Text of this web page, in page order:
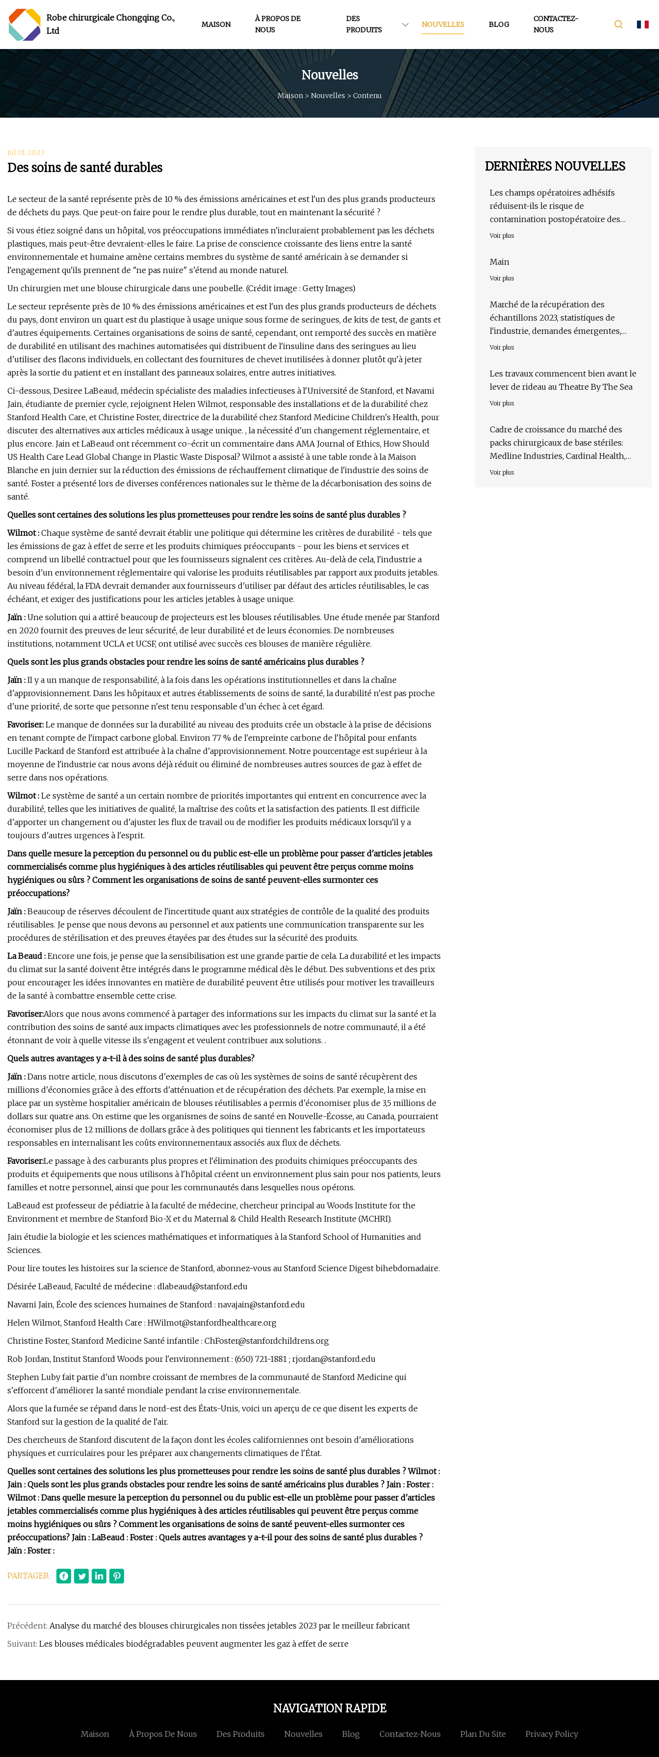
Robe chirurgicale Chongqing Co.,
Ltd
MAISON
À PROPOS DE
NOUS
DES
PRODUITS
NOUVELLES BLOG
CONTACTEZ-
NOUS
Nouvelles
Maison > Nouvelles > Contenu
Jul 01, 2023
Des soins de santé durables
Le secteur de la santé représente près de 10 % des émissions américaines et est l'un des plus grands producteurs
de déchets du pays. Que peut-on faire pour le rendre plus durable, tout en maintenant la sécurité ?
Si vous étiez soigné dans un hôpital, vos préoccupations immédiates n'incluraient probablement pas les déchets
plastiques, mais peut-être devraient-elles le faire. La prise de conscience croissante des liens entre la santé
environnementale et humaine amène certains membres du système de santé américain à se demander si
l'engagement qu'ils prennent de "ne pas nuire" s'étend au monde naturel.
Un chirurgien met une blouse chirurgicale dans une poubelle. (Crédit image : Getty Images)
Le secteur représente près de 10 % des émissions américaines et est l'un des plus grands producteurs de déchets
du pays, dont environ un quart est du plastique à usage unique sous forme de seringues, de kits de test, de gants et
d'autres équipements. Certaines organisations de soins de santé, cependant, ont remporté des succès en matière
de durabilité en utilisant des machines automatisées qui distribuent de l'insuline dans des seringues au lieu
d'utiliser des flacons individuels, en collectant des fournitures de chevet inutilisées à donner plutôt qu'à jeter
après la sortie du patient et en installant des panneaux solaires, entre autres initiatives.
Ci-dessous, Desiree LaBeaud, médecin spécialiste des maladies infectieuses à l'Université de Stanford, et Navami
Jain, étudiante de premier cycle, rejoignent Helen Wilmot, responsable des installations et de la durabilité chez
Stanford Health Care, et Christine Foster, directrice de la durabilité chez Stanford Medicine Children's Health, pour
discuter des alternatives aux articles médicaux à usage unique. , la nécessité d'un changement réglementaire, et
plus encore. Jain et LaBeaud ont récemment co-écrit un commentaire dans AMA Journal of Ethics, How Should
US Health Care Lead Global Change in Plastic Waste Disposal? Wilmot a assisté à une table ronde à la Maison
Blanche en juin dernier sur la réduction des émissions de réchauffement climatique de l'industrie des soins de
santé. Foster a présenté lors de diverses conférences nationales sur le thème de la décarbonisation des soins de
santé.
Quelles sont certaines des solutions les plus prometteuses pour rendre les soins de santé plus durables ?
Wilmot : Chaque système de santé devrait établir une politique qui détermine les critères de durabilité - tels que
les émissions de gaz à effet de serre et les produits chimiques préoccupants - pour les biens et services et
comprend un libellé contractuel pour que les fournisseurs signalent ces critères. Au-delà de cela, l'industrie a
besoin d'un environnement réglementaire qui valorise les produits réutilisables par rapport aux produits jetables.
Au niveau fédéral, la FDA devrait demander aux fournisseurs d'utiliser par défaut des articles réutilisables, le cas
échéant, et exiger des justifications pour les articles jetables à usage unique.
Jaïn : Une solution qui a attiré beaucoup de projecteurs est les blouses réutilisables. Une étude menée par Stanford
en 2020 fournit des preuves de leur sécurité, de leur durabilité et de leurs économies. De nombreuses
institutions, notamment UCLA et UCSF, ont utilisé avec succès ces blouses de manière régulière.
Quels sont les plus grands obstacles pour rendre les soins de santé américains plus durables ?
Jaïn : Il y a un manque de responsabilité, à la fois dans les opérations institutionnelles et dans la chaîne
d'approvisionnement. Dans les hôpitaux et autres établissements de soins de santé, la durabilité n'est pas proche
d'une priorité, de sorte que personne n'est tenu responsable d'un échec à cet égard.
Favoriser: Le manque de données sur la durabilité au niveau des produits crée un obstacle à la prise de décisions
en tenant compte de l'impact carbone global. Environ 77 % de l'empreinte carbone de l'hôpital pour enfants
Lucille Packard de Stanford est attribuée à la chaîne d'approvisionnement. Notre pourcentage est supérieur à la
moyenne de l'industrie car nous avons déjà réduit ou éliminé de nombreuses autres sources de gaz à effet de
serre dans nos opérations.
Wilmot : Le système de santé a un certain nombre de priorités importantes qui entrent en concurrence avec la
durabilité, telles que les initiatives de qualité, la maîtrise des coûts et la satisfaction des patients. Il est difficile
d'apporter un changement ou d'ajuster les flux de travail ou de modifier les produits médicaux lorsqu'il y a
toujours d'autres urgences à l'esprit.
Dans quelle mesure la perception du personnel ou du public est-elle un problème pour passer d'articles jetables
commercialisés comme plus hygiéniques à des articles réutilisables qui peuvent être perçus comme moins
hygiéniques ou sûrs ? Comment les organisations de soins de santé peuvent-elles surmonter ces
préoccupations?
Jaïn : Beaucoup de réserves découlent de l'incertitude quant aux stratégies de contrôle de la qualité des produits
réutilisables. Je pense que nous devons au personnel et aux patients une communication transparente sur les
procédures de stérilisation et des preuves étayées par des études sur la sécurité des produits.
La Beaud : Encore une fois, je pense que la sensibilisation est une grande partie de cela. La durabilité et les impacts
du climat sur la santé doivent être intégrés dans le programme médical dès le début. Des subventions et des prix
pour encourager les idées innovantes en matière de durabilité peuvent être utilisés pour motiver les travailleurs
de la santé à combattre ensemble cette crise.
Favoriser:Alors que nous avons commencé à partager des informations sur les impacts du climat sur la santé et la
contribution des soins de santé aux impacts climatiques avec les professionnels de notre communauté, il a été
étonnant de voir à quelle vitesse ils s'engagent et veulent contribuer aux solutions. .
Quels autres avantages y a-t-il à des soins de santé plus durables?
Jaïn : Dans notre article, nous discutons d'exemples de cas où les systèmes de soins de santé récupèrent des
millions d'économies grâce à des efforts d'atténuation et de récupération des déchets. Par exemple, la mise en
place par un système hospitalier américain de blouses réutilisables a permis d'économiser plus de 3,5 millions de
dollars sur quatre ans. On estime que les organismes de soins de santé en Nouvelle-Écosse, au Canada, pourraient
économiser plus de 12 millions de dollars grâce à des politiques qui tiennent les fabricants et les importateurs
responsables en internalisant les coûts environnementaux associés aux flux de déchets.
Favoriser:Le passage à des carburants plus propres et l'élimination des produits chimiques préoccupants des
produits et équipements que nous utilisons à l'hôpital créent un environnement plus sain pour nos patients, leurs
familles et notre personnel, ainsi que pour les communautés dans lesquelles nous opérons.
LaBeaud est professeur de pédiatrie à la faculté de médecine, chercheur principal au Woods Institute for the
Environment et membre de Stanford Bio-X et du Maternal & Child Health Research Institute (MCHRI).
Jain étudie la biologie et les sciences mathématiques et informatiques à la Stanford School of Humanities and
Sciences.
Pour lire toutes les histoires sur la science de Stanford, abonnez-vous au Stanford Science Digest bihebdomadaire.
Désirée LaBeaud, Faculté de médecine : dlabeaud@stanford.edu
Navami Jain, École des sciences humaines de Stanford : navajain@stanford.edu
Helen Wilmot, Stanford Health Care : HWilmot@stanfordhealthcare.org
Christine Foster, Stanford Medicine Santé infantile : ChFoster@stanfordchildrens.org
Rob Jordan, Institut Stanford Woods pour l'environnement : (650) 721-1881 ; rjordan@stanford.edu
Stephen Luby fait partie d'un nombre croissant de membres de la communauté de Stanford Medicine qui
s'efforcent d'améliorer la santé mondiale pendant la crise environnementale.
Alors que la fumée se répand dans le nord-est des États-Unis, voici un aperçu de ce que disent les experts de
Stanford sur la gestion de la qualité de l'air.
Des chercheurs de Stanford discutent de la façon dont les écoles californiennes ont besoin d'améliorations
physiques et curriculaires pour les préparer aux changements climatiques de l'État.
Quelles sont certaines des solutions les plus prometteuses pour rendre les soins de santé plus durables ? Wilmot :
Jain : Quels sont les plus grands obstacles pour rendre les soins de santé américains plus durables ? Jain : Foster :
Wilmot : Dans quelle mesure la perception du personnel ou du public est-elle un problème pour passer d'articles
jetables commercialisés comme plus hygiéniques à des articles réutilisables qui peuvent être perçus comme
moins hygiéniques ou sûrs ? Comment les organisations de soins de santé peuvent-elles surmonter ces
préoccupations? Jain : LaBeaud : Foster : Quels autres avantages y a-t-il pour des soins de santé plus durables ?
Jaïn : Foster :
PARTAGER
Précédent: Analyse du marché des blouses chirurgicales non tissées jetables 2023 par le meilleur fabricant
Suivant: Les blouses médicales biodégradables peuvent augmenter les gaz à effet de serre
DERNIÈRES NOUVELLES
Les champs opératoires adhésifs
réduisent-ils le risque de
contamination postopératoire des
plaies ?
Voir plus
Main
Voir plus
Marché de la récupération des
échantillons 2023, statistiques de
l'industrie, demandes émergentes,
prévisions jusqu'en 2030
Voir plus
Les travaux commencent bien avant le
lever de rideau au Theatre By The Sea
Voir plus
Cadre de croissance du marché des
packs chirurgicaux de base stériles:
Medline Industries, Cardinal Health,
Owens & Minor, Molnlycke
Voir plus
NAVIGATION RAPIDE
Maison À Propos De Nous Des Produits Nouvelles Blog Contactez-Nous Plan Du Site Privacy Policy